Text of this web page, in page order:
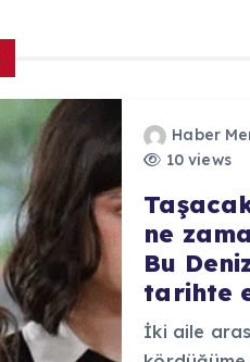
Haber
10 views
ne
Bu
tarihte
İki aile